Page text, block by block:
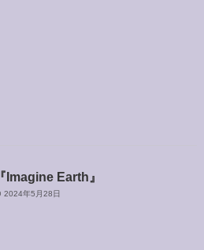
『Imagine Earth』
2024年5月28日